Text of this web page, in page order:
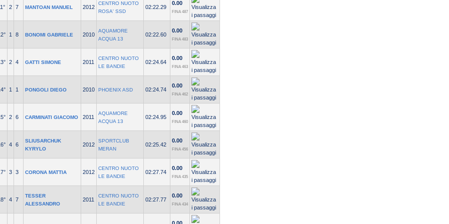
2 7 MANTOAN MANUEL 2012
CENTRO NUOTO
ROSA' SSD
02:22.29
0.00
FINA 487
1 8 BONOMI GABRIELE 2010
AQUAMORE
ACQUA 13
02:22.60
0.00
FINA 483
2 4 GATTI SIMONE 2011
CENTRO NUOTO
LE BANDIE
02:24.64
0.00
FINA 463
1 1 PONGOLI DIEGO 2010 PHOENIX ASD 02:24.74
0.00
FINA 462
2 6 CARMINATI GIACOMO 2011
AQUAMORE
ACQUA 13
02:24.95
0.00
FINA 460
4 6
SLIUSARCHUK
KYRYLO
2012
SPORTCLUB
MERAN
02:25.42
0.00
FINA 456
3 3 CORONA MATTIA 2012
CENTRO NUOTO
LE BANDIE
02:27.74
0.00
FINA 435
4 7
TESSER
ALESSANDRO
2011
CENTRO NUOTO
LE BANDIE
02:27.77
0.00
FINA 434